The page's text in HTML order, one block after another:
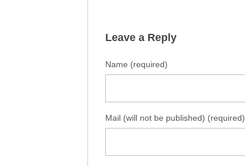
Leave a Reply
Name (required)
Mail (will not be published) (required)